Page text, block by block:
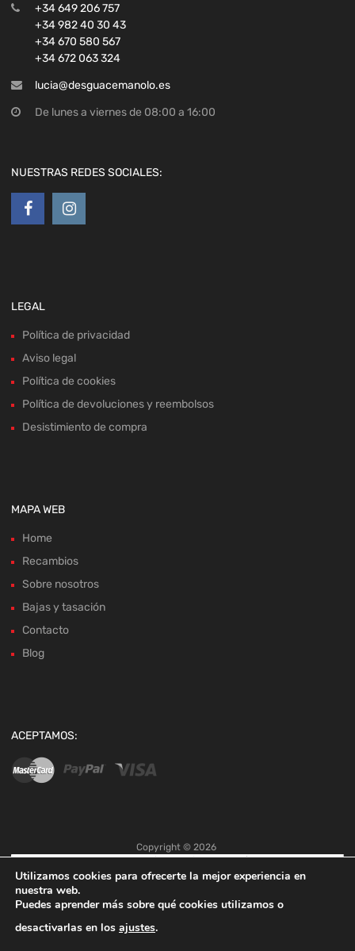
+34 649 206 757
+34 982 40 30 43
+34 670 580 567
+34 672 063 324
lucia@desguacemanolo.es
De lunes a viernes de 08:00 a 16:00
NUESTRAS REDES SOCIALES:
LEGAL
Política de privacidad
Aviso legal
Política de cookies
Política de devoluciones y reembolsos
Desistimiento de compra
MAPA WEB
Home
Recambios
Sobre nosotros
Bajas y tasación
Contacto
Blog
ACEPTAMOS:
Copyright © 2026
Utilizamos cookies para ofrecerte la mejor experiencia en
nuestra web.
Puedes aprender más sobre qué cookies utilizamos o
desactivarlas en los ajustes.